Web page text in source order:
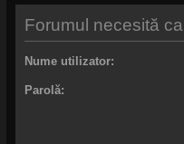
Forumul necesită
Nume utilizator:
Parolă: